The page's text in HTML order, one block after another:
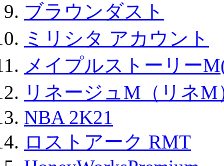
ブラウンダスト
ミリシタ アカウント
メイプルストーリー
リネージュM（リネM
NBA 2K21
ロストアーク RMT